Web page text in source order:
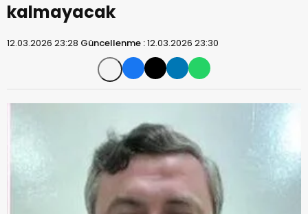
kalmayacak
12.03.2026 23:28 Güncellenme :12.03.2026 23:30